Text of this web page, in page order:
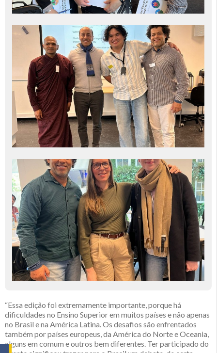
“Essa edição foi extremamente importante, porque há
dificuldades no Ensino Superior em muitos países e não apenas
no Brasil e na América Latina. Os desafios são enfrentados
também por países europeus, da América do Norte e Oceania,
alguns em comum e outros bem diferentes. Ter participado do